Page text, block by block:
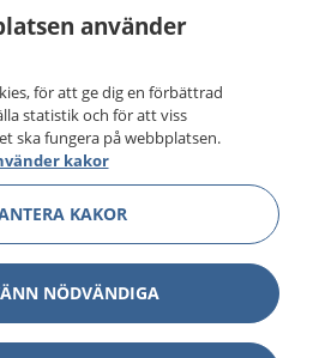
din hälsa och vård
om hälsa och information om
du kan kontakta.
journal och göra dina
1177 för
runt.
vill må bättre.
använder
för att ge dig en förbättrad
statistik och för att viss
ska fungera på webbplatsen.
kakor
KAKOR
NÖDVÄNDIGA